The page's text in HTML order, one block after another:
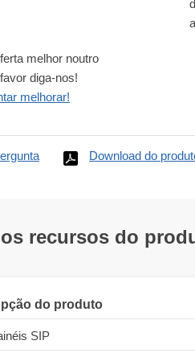
melhor noutro
diga-nos!
melhorar!
Download do
recursos do
do produto
SIP